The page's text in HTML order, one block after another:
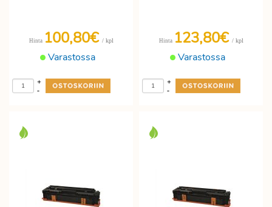
Varastossa
Hinta 100,80€ / kpl
-
+
Varastossa
Hinta 123,80€ / kpl
-
+